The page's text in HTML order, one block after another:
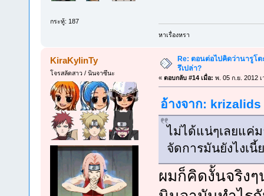
กระทู้: 187
หาเรื่องหรา
KiraKylinTy
โจรสลัดสาว / นินจาซึนะ
Re: ตอนต่อไปคิดว่านารูโต
รึเปล่า?
« ตอบกลับ #14 เมื่อ: พ. 05 ก.ย. 2012
อ้างจาก: krizalids
ไม่ได้แน่ๆเลยแค่ม
จัดการมันยังไงเนี้ย
ผมก็คิดงั้นจริง